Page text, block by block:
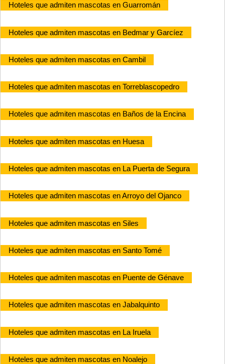
Hoteles que admiten mascotas en Guarromán
Hoteles que admiten mascotas en Bedmar y Garcíez
Hoteles que admiten mascotas en Cambil
Hoteles que admiten mascotas en Torreblascopedro
Hoteles que admiten mascotas en Baños de la Encina
Hoteles que admiten mascotas en Huesa
Hoteles que admiten mascotas en La Puerta de Segura
Hoteles que admiten mascotas en Arroyo del Ojanco
Hoteles que admiten mascotas en Siles
Hoteles que admiten mascotas en Santo Tomé
Hoteles que admiten mascotas en Puente de Génave
Hoteles que admiten mascotas en Jabalquinto
Hoteles que admiten mascotas en La Iruela
Hoteles que admiten mascotas en Noalejo